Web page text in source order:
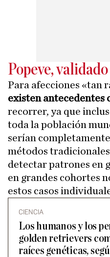
Popeve, validado
Para afecciones «tan
existen antecedentes
recorrer, ya que
toda la población
serían
métodos
detectar patrones en
en grandes cohortes
estos casos
CIENCIA
Los humanos y los
golden retrievers
raíces genéticas,